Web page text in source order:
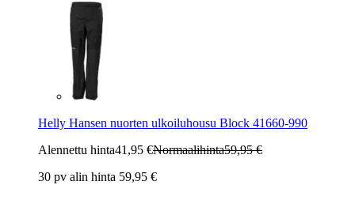
Helly Hansen nuorten ulkoiluhousu Block 41660-990
Alennettu hinta41,95 €Normaalihinta59,95 €
30 pv alin hinta 59,95 €